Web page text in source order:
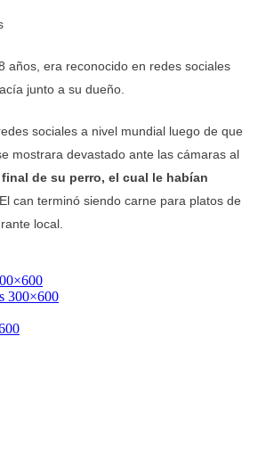
años, era reconocido en redes sociales
junto a su dueño.
sociales a nivel mundial luego de que
mostrara devastado ante las cámaras al
de su perro, el cual le habían
. El can terminó siendo carne para platos de
local.